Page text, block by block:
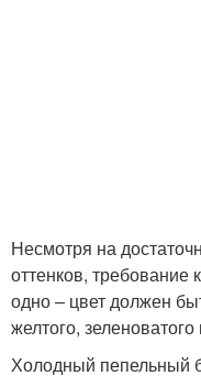
Несмотря на
оттенков, требование
одно – цвет должен
желтого,
Холодный пепельный